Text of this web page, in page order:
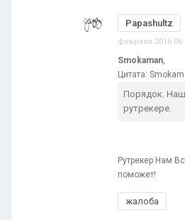
Papashultz
февраля 2016
Smokaman,
Цитата:
Порядок.
рутрекере.
Рутрекер Нам
поможет!
жалоба